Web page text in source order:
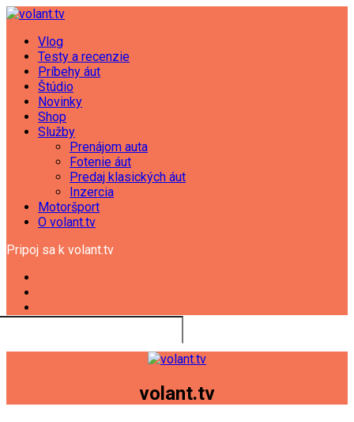
Vlog
Testy a recenzie
Príbehy áut
Štúdio
Novinky
Shop
Služby
Prenájom auta
Fotenie áut
Predaj klasických áut
Inzercia
Motoršport
O volant.tv
Pripoj sa k volant.tv
volant.tv